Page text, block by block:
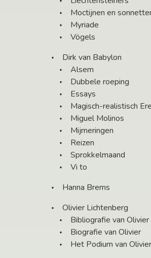
Moctijnen en
Myriade
Vögels
Dirk van Babylon
Alsem
Dubbele roeping
Essays
Magisch-realistisch
Miguel Molinos
Mijmeringen
Reizen
Sprokkelmaand
Vi to
Hanna Brems
Olivier Lichtenberg
Bibliografie van Olivier
Biografie van Olivier
Het Podium van Olivier